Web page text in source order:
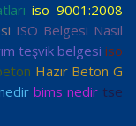
iso 9001:2008
ISO Belgesi Nasıl
teşvik belgesi iso
Hazır Beton G
bims nedir tse